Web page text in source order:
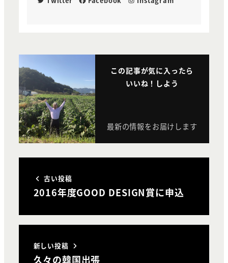
この記事が気に入ったら
いいね！しよう
最新の情報をお届けします
古い投稿
2016年度GOOD DESIGN賞に申込
新しい投稿
久々の韓国出張